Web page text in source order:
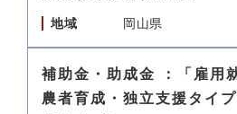
地域 岡山県
補助金・助成金 ：「雇用
農者育成・独立支援タイ